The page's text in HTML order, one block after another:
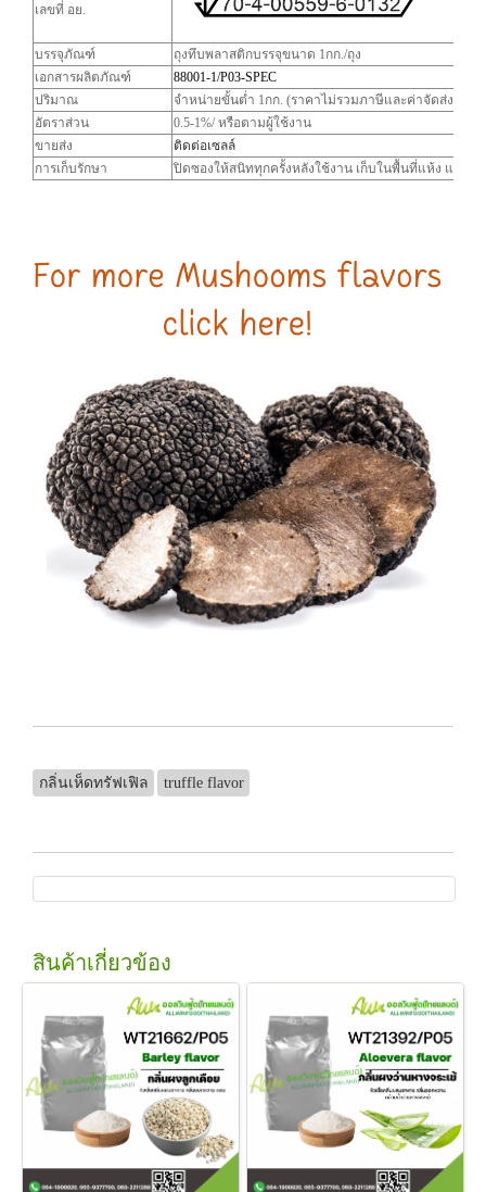
เลขที่ อย.
บรรจุภัณฑ์
ถุงทึบพลาสติกบรรจุขนาด 1กก./ถุง
เอกสารผลิตภัณฑ์
88001-1/P03-SPEC
ปริมาณ
จำหน่ายขั้นต่ำ 1กก. (ราคาไม่รวมภาษีและค่าจัดส่ง)
อัตราส่วน
0.5-1%/ หรือตามผู้ใช้งาน
ขายส่ง
ติดต่อเซลล์
การเก็บรักษา
ปิดซองให้สนิททุกครั้งหลังใช้งาน เก็บในพื้นที่แห้ง และพ้
กลิ่นเห็ดทรัฟเฟิล truffle flavor
สินค้าเกี่ยวข้อง